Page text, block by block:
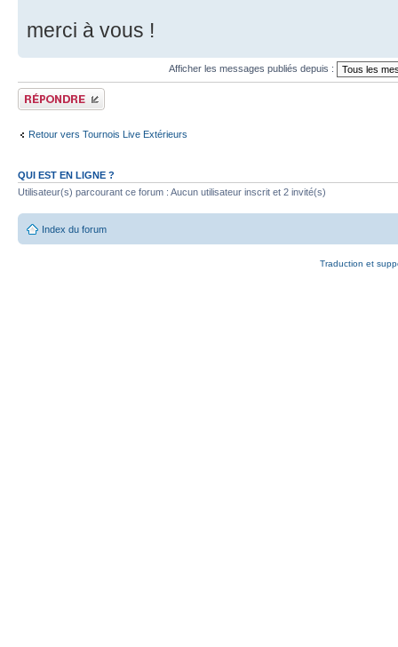
merci à vous !
Afficher les messages publiés depuis :
Publier une réponse
Retour vers Tournois Live Extérieurs
QUI EST EN LIGNE ?
Utilisateur(s) parcourant ce forum : Aucun utilisateur inscrit et 2 invité(s)
Index du forum
Traduction et